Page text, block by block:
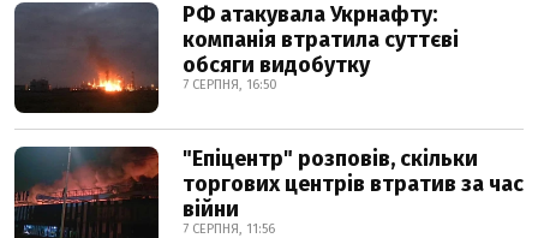
РФ атакувала Укрнафту:
компанія втратила суттєві
обсяги видобутку
7 СЕРПНЯ, 16:50
"Епіцентр" розповів, скільки
торгових центрів втратив за час
війни
7 СЕРПНЯ, 11:56